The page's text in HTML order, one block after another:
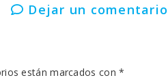
Dejar un comentario
están marcados con*